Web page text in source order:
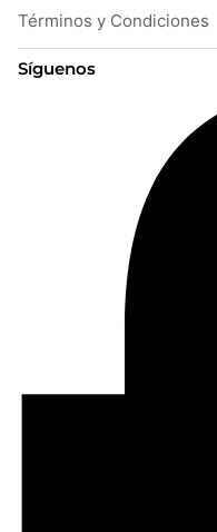
Términos y Condiciones
Síguenos